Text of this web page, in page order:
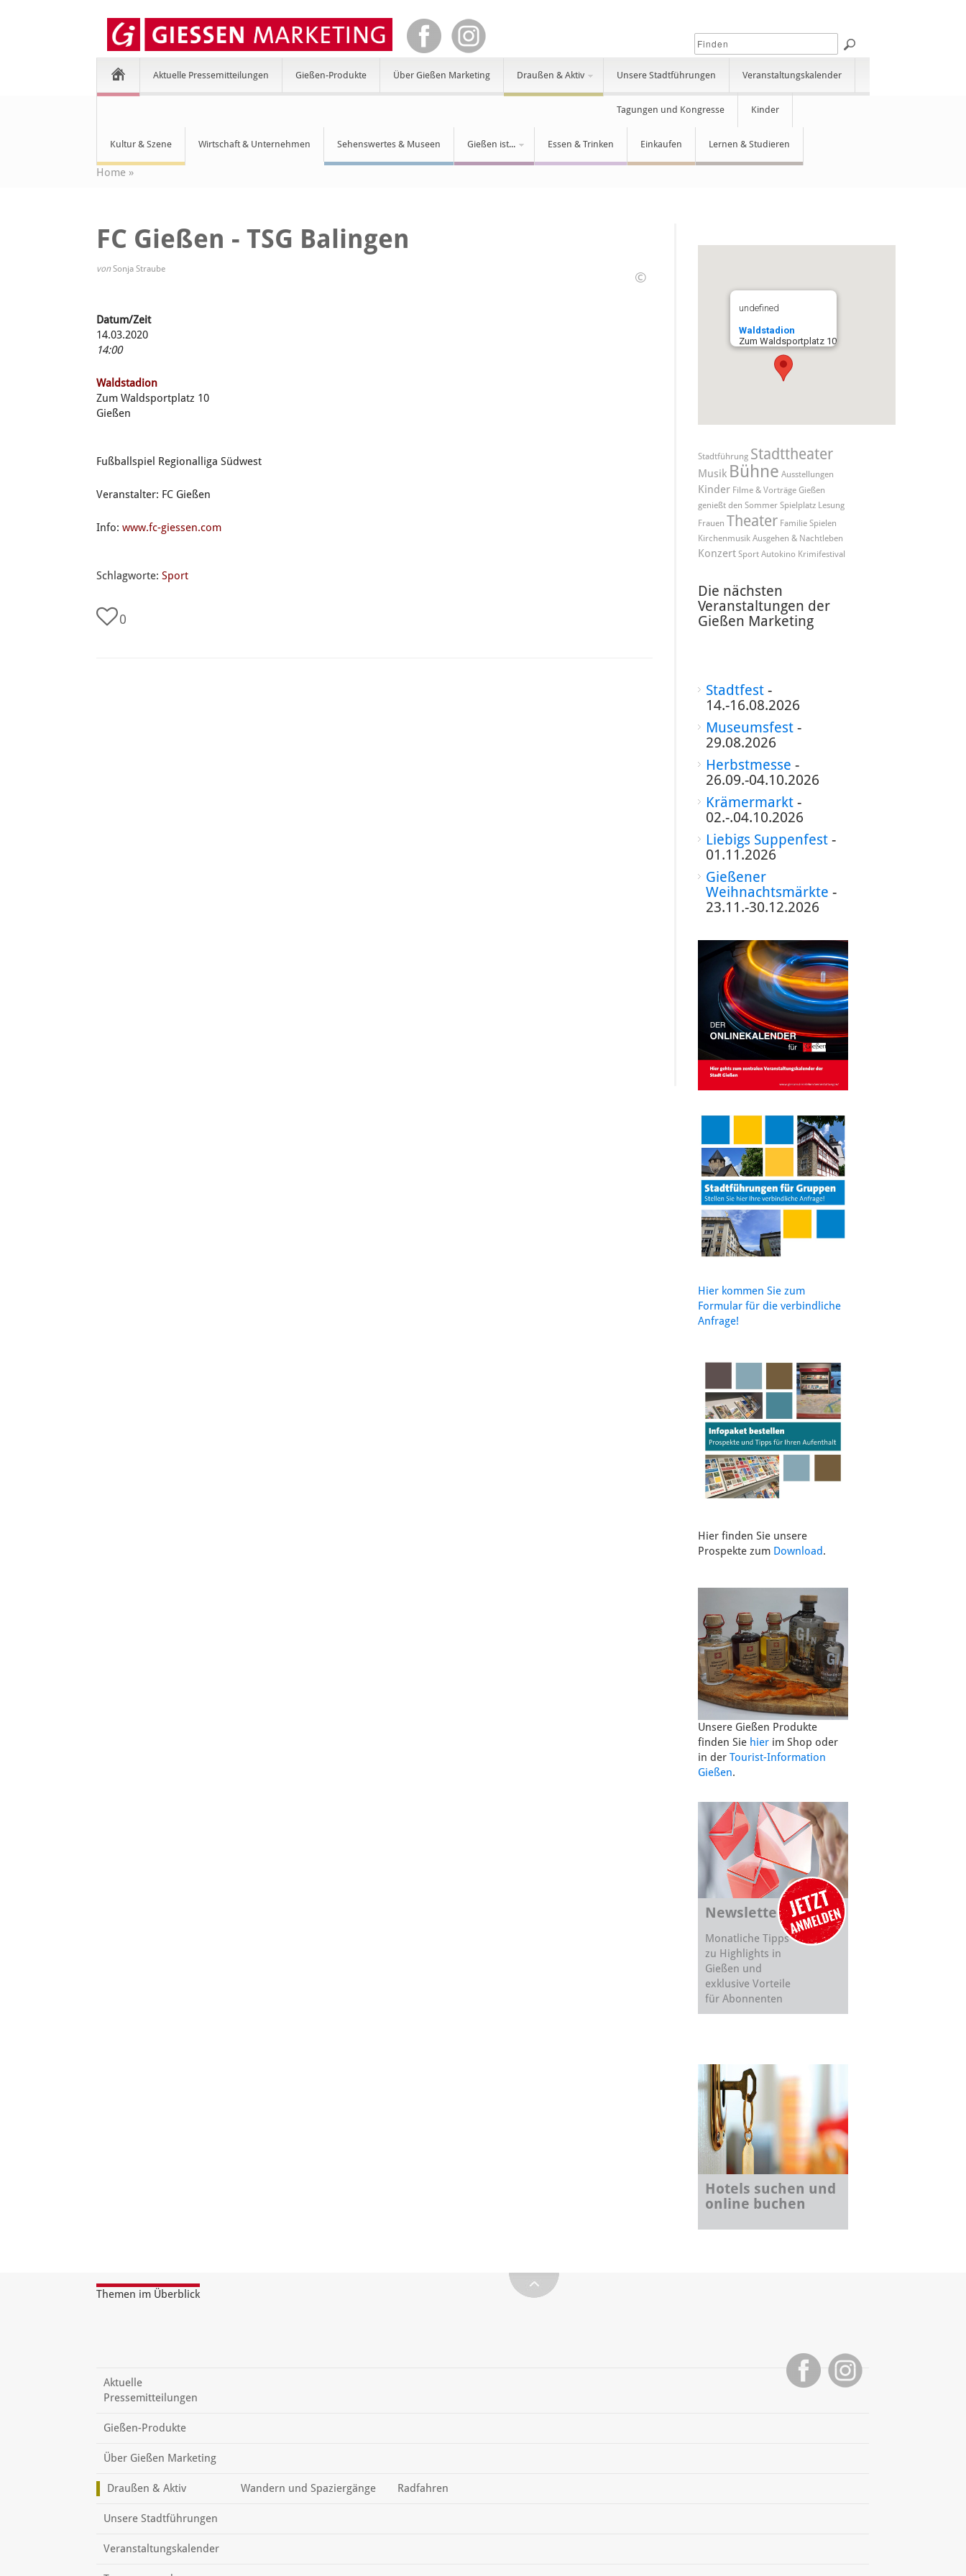
Aktuelle Pressemitteilungen Gießen-Produkte Über Gießen Marketing Draußen & Aktiv Unsere Stadtführungen Veranstaltungskalender
Tagungen und Kongresse Kinder
Kultur & Szene Wirtschaft & Unternehmen Sehenswertes & Museen Gießen ist... Essen & Trinken Einkaufen Lernen & Studieren
Home »
FC Gießen - TSG Balingen
vonSonja Straube ©
Datum/Zeit
14.03.2020
14:00
Waldstadion
Zum Waldsportplatz 10
Gießen
Fußballspiel Regionalliga Südwest
Veranstalter: FC Gießen
Info: www.fc-giessen.com
Schlagworte:Sport
0
undefined
Waldstadion
Zum Waldsportplatz 10
Stadtführung Stadttheater
Musik Bühne Ausstellungen
Kinder Filme & Vorträge Gießen
genießt den Sommer Spielplatz Lesung
Frauen Theater Familie Spielen
Kirchenmusik Ausgehen & Nachtleben
Konzert Sport Autokino Krimifestival
Die nächsten
Veranstaltungen der
Gießen Marketing
Stadtfest-
14.-16.08.2026
Museumsfest-
29.08.2026
Herbstmesse -
26.09.-04.10.2026
Krämermarkt-
02.-.04.10.2026
Liebigs Suppenfest-
01.11.2026
Gießener
Weihnachtsmärkte -
23.11.-30.12.2026
Hier kommen Sie zum
Formular für die verbindliche
Anfrage!
Hier finden Sie unsere
Prospekte zum Download.
Unsere Gießen Produkte
finden Sie hierim Shop oder
in der Tourist-Information
Gießen.
Newsletter
Monatliche Tipps
zu Highlights in
Gießen und
exklusive Vorteile
für Abonnenten
Hotels suchen und
online buchen
Themen im Überblick
Aktuelle
Pressemitteilungen
Gießen-Produkte
Über Gießen Marketing
Draußen & Aktiv Wandern und Spaziergänge Radfahren
Unsere Stadtführungen
Veranstaltungskalender